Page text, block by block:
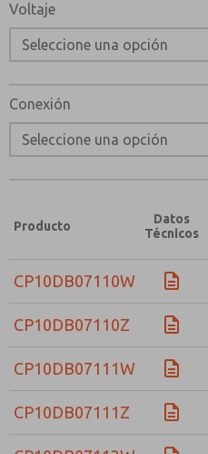
Voltaje
Conexión
Producto
Datos
Técnicos
CP10DB07110W
CP10DB07110Z
CP10DB07111W
CP10DB07111Z